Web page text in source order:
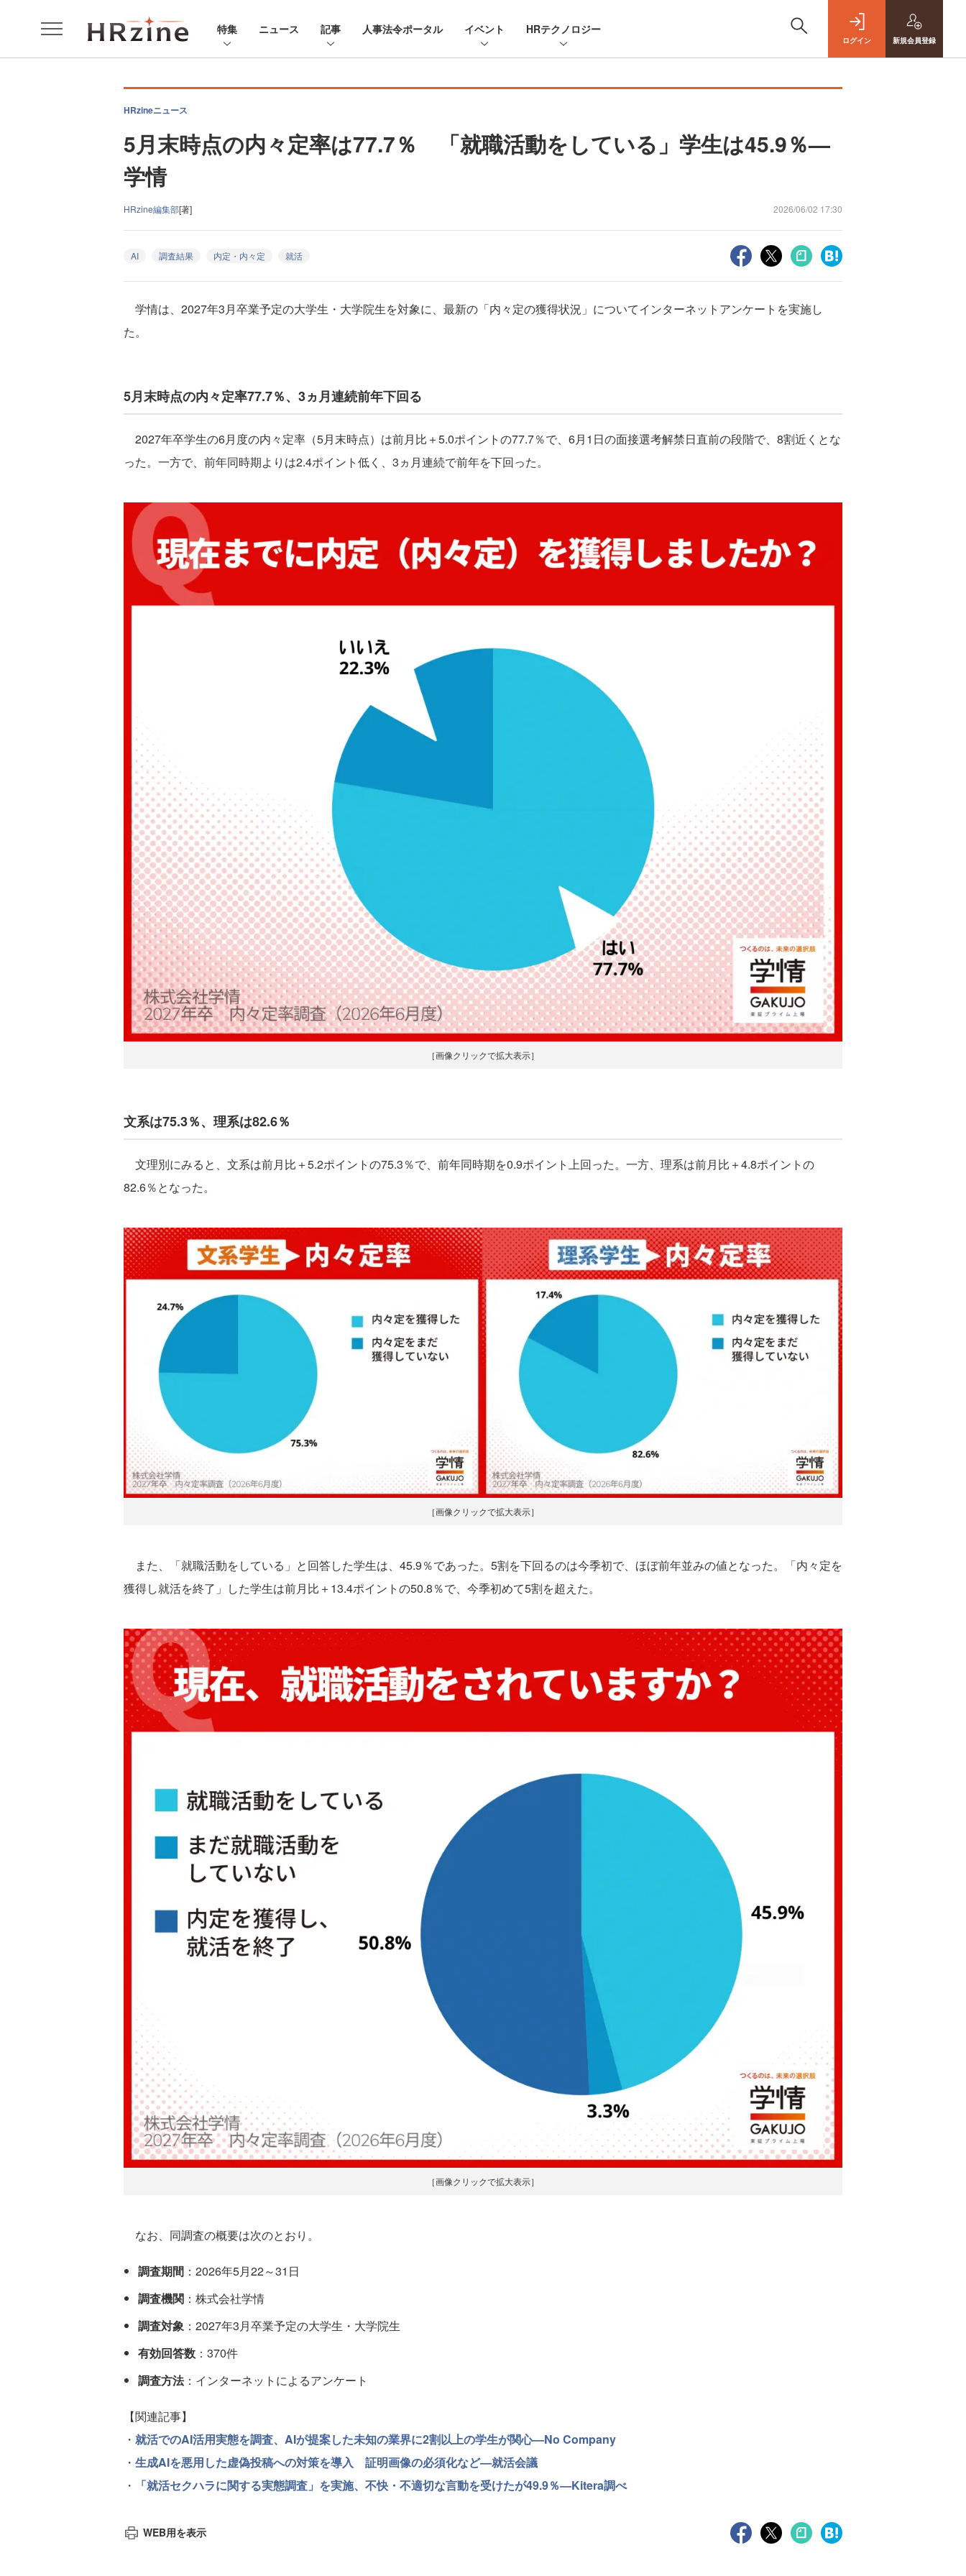
特集 ニュース 記事 人事法令ポータル イベント HRテクノロジー
ログイン 新規会員登録
HRzineニュース
5月末時点の内々定率は77.7％ 「就職活動をしている」学生は45.9％—
学情
HRzine編集部[著] 2026/06/02 17:30
AI 調査結果 内定・内々定 就活
学情は、2027年3月卒業予定の大学生・大学院生を対象に、最新の「内々定の獲得状況」についてインターネットアンケートを実施し
た。
5月末時点の内々定率77.7％、3ヵ月連続前年下回る
2027年卒学生の6月度の内々定率（5月末時点）は前月比＋5.0ポイントの77.7％で、6月1日の面接選考解禁日直前の段階で、8割近くとな
った。一方で、前年同時期よりは2.4ポイント低く、3ヵ月連続で前年を下回った。
［画像クリックで拡大表示］
文系は75.3％、理系は82.6％
文理別にみると、文系は前月比＋5.2ポイントの75.3％で、前年同時期を0.9ポイント上回った。一方、理系は前月比＋4.8ポイントの
82.6％となった。
［画像クリックで拡大表示］
また、「就職活動をしている」と回答した学生は、45.9％であった。5割を下回るのは今季初で、ほぼ前年並みの値となった。「内々定を
獲得し就活を終了」した学生は前月比＋13.4ポイントの50.8％で、今季初めて5割を超えた。
［画像クリックで拡大表示］
なお、同調査の概要は次のとおり。
調査期間 ：2026年5月22～31日
調査機関 ：株式会社学情
調査対象 ：2027年3月卒業予定の大学生・大学院生
有効回答数 ：370件
調査方法：インターネットによるアンケート
【関連記事】
・ 就活でのAI活用実態を調査、AIが提案した未知の業界に2割以上の学生が関心—No Company
・ 生成AIを悪用した虚偽投稿への対策を導入 証明画像の必須化など—就活会議
・
「就活セクハラに関する実態調査」を実施、不快・不適切な言動を受けたが49.9％—Kitera調べ
WEB用を表示